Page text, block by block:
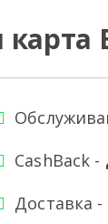
CashBack -
Доставка -